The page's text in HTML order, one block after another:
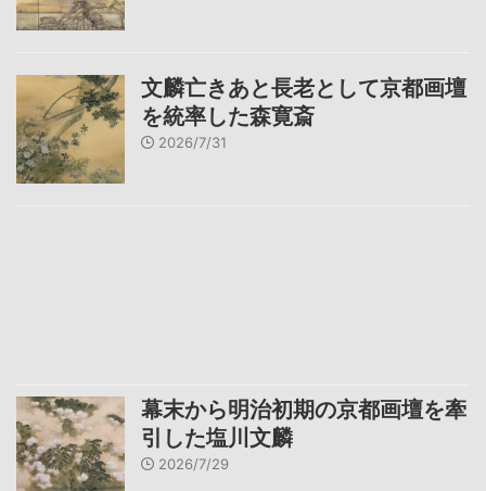
文麟亡きあと長老として京都画壇
を統率した森寛斎
2026/7/31
幕末から明治初期の京都画壇を牽
引した塩川文麟
2026/7/29